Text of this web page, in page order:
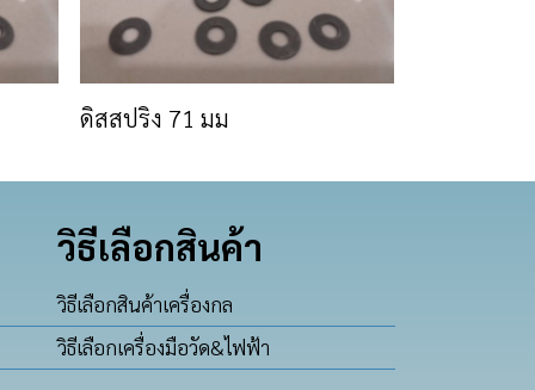
ดิสสปริง 71 มม
วิธีเลือกสินค้า
วิธีเลือกสินค้าเครื่องกล
วิธีเลือกเครื่องมือวัด&ไฟฟ้า